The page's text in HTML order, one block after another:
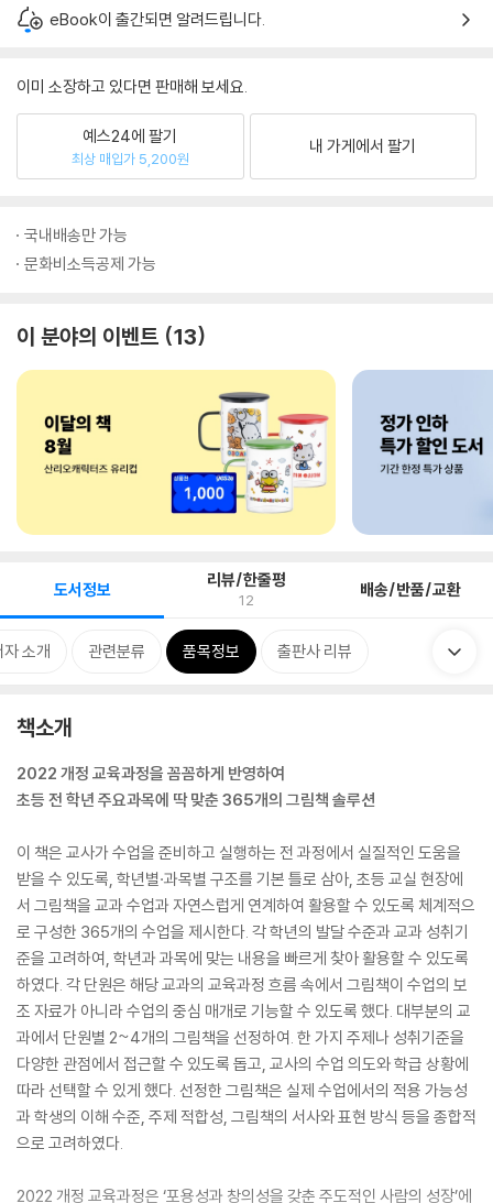
eBook이 출간되면 알려드립니다.
이미 소장하고 있다면 판매해 보세요.
예스24에 팔기
최상 매입가 5,200원
내 가게에서 팔기
국내배송만 가능
문화비소득공제 가능
이 분야의 이벤트 13
도서정보 리뷰/한줄평
12 배송/반품/교환
자 소개 관련분류 품목정보 출판사 리뷰
책소개
2022 개정 교육과정을 꼼꼼하게 반영하여
초등 전 학년 주요과목에 딱 맞춘 365개의 그림책 솔루션
이 책은 교사가 수업을 준비하고 실행하는 전 과정에서 실질적인 도움을
받을 수 있도록, 학년별·과목별 구조를 기본 틀로 삼아, 초등 교실 현장에
서 그림책을 교과 수업과 자연스럽게 연계하여 활용할 수 있도록 체계적으
로 구성한 365개의 수업을 제시한다. 각 학년의 발달 수준과 교과 성취기
준을 고려하여, 학년과 과목에 맞는 내용을 빠르게 찾아 활용할 수 있도록
하였다. 각 단원은 해당 교과의 교육과정 흐름 속에서 그림책이 수업의 보
조 자료가 아니라 수업의 중심 매개로 기능할 수 있도록 했다. 대부분의 교
과에서 단원별 2~4개의 그림책을 선정하여. 한 가지 주제나 성취기준을
다양한 관점에서 접근할 수 있도록 돕고, 교사의 수업 의도와 학급 상황에
따라 선택할 수 있게 했다. 선정한 그림책은 실제 수업에서의 적용 가능성
과 학생의 이해 수준, 주제 적합성, 그림책의 서사와 표현 방식 등을 종합적
으로 고려하였다.
2022 개정 교육과정은 ‘포용성과 창의성을 갖춘 주도적인 사람의 성장’에